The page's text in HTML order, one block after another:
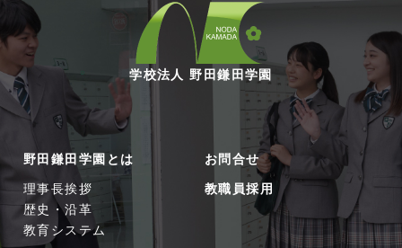
学校法人 野田鎌田学園
野田鎌田学園とは
理事長挨拶
歴史・沿革
教育システム
お問合せ
教職員採用